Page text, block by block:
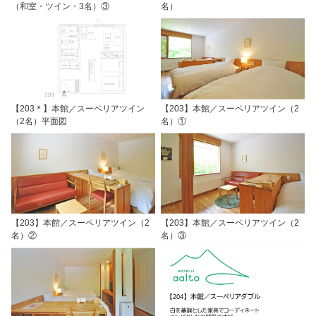
（和室・ツイン・3名）③
名）
【203＊】本館／スーペリアツイン
（2名）平面図
【203】本館／スーペリアツイン（2
名）①
【203】本館／スーペリアツイン（2
名）②
【203】本館／スーペリアツイン（2
名）③